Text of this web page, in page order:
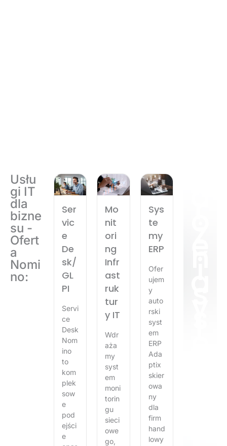
Usłu
gi IT
dla
bizne
su -
Ofert
a
Nomi
no:
Ser
vic
e
De
sk/
GL
PI​
Servi
ce
Desk
Nom
ino
to
kom
plek
sow
e
pod
ejści
e
Mo
nit
ori
ng
Infr
ast
ruk
tur
y IT
Wdr
aża
my
syst
em
moni
torin
gu
sieci
owe
go,
Sys
te
my
ERP
Ofer
ujem
y
auto
rski
syst
em
ERP
Ada
ptix
skier
owa
ny
dla
firm
hand
lowy